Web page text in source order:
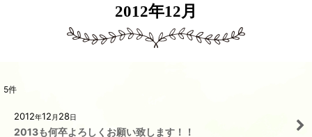
2012年12月
5件
2012年12 月 28日
2013も何卒よろしくお願い致します！！